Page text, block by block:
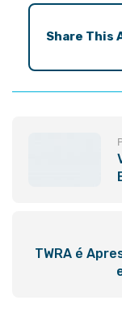
Share This
TWRA é